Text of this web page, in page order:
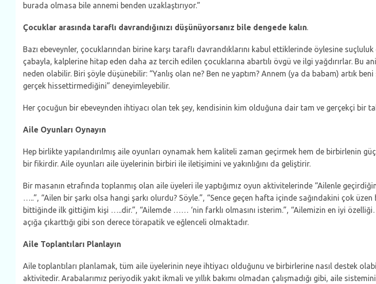
burada olmasa bile annemi benden uzaklaştırıyor.”
Çocuklar arasında taraflı davrandığınızı düşünüyorsanız bile dengede kalın.
Bazı ebeveynler, çocuklarından birine karşı taraflı davrandıklarını kabul ettiklerinde öylesine
çabayla, kalplerine hitap eden daha az tercih edilen çocuklarına abartılı övgü ve ilgi yağdırırlar. Bu
neden olabilir. Biri şöyle düşünebilir: “Yanlış olan ne? Ben ne yaptım? Annem (ya da babam) artık
gerçek hissettirmediğini” deneyimleyebilir.
Her çocuğun bir ebeveynden ihtiyacı olan tek şey, kendisinin kim olduğuna dair tam ve gerçekçi bir
Aile Oyunları Oynayın
Hep birlikte yapılandırılmış aile oyunları oynamak hem kaliteli zaman geçirmek hem de birbirlenin
bir fikirdir. Aile oyunları aile üyelerinin birbiri ile iletişimini ve yakınlığını da geliştirir.
Bir masanın etrafında toplanmış olan aile üyeleri ile yaptığımız oyun aktivitelerinde “Ailenle
…..”, “Ailen bir şarkı olsa hangi şarkı olurdu? Söyle.”, “Sence geçen hafta içinde sağındakini çok
bittiğinde ilk gittiğim kişi …..dir.”, “Ailemde …… ‘nin farklı olmasını isterim.”, “Ailemizin en iyi
açığa çıkarttığı gibi son derece törapatik ve eğlenceli olmaktadır.
Aile Toplantıları Planlayın
Aile toplantıları planlamak, tüm aile üyelerinin neye ihtiyacı olduğunu ve birbirlerine nasıl destek
aktivitedir. Arabalarımız periyodik yakıt ikmali ve yıllık bakımı olmadan çalışmadığı gibi, aile